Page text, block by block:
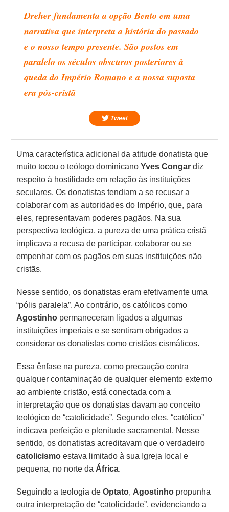
Dreher fundamenta a opção Bento em uma
narrativa que interpreta a história do passado
e o nosso tempo presente. São postos em
paralelo os séculos obscuros posteriores à
queda do Império Romano e a nossa suposta
era pós-cristã
Tweet
Uma característica adicional da atitude donatista que
muito tocou o teólogo dominicanoYves Congar diz
respeito à hostilidade em relação às instituições
seculares. Os donatistas tendiam a se recusar a
colaborar com as autoridades do Império, que, para
eles, representavam poderes pagãos. Na sua
perspectiva teológica, a pureza de uma prática cristã
implicava a recusa de participar, colaborar ou se
empenhar com os pagãos em suas instituições não
cristãs.
Nesse sentido, os donatistas eram efetivamente uma
“pólis paralela”. Ao contrário, os católicos como
Agostinho permaneceram ligados a algumas
instituições imperiais e se sentiram obrigados a
considerar os donatistas como cristãos cismáticos.
Essa ênfase na pureza, como precaução contra
qualquer contaminação de qualquer elemento externo
ao ambiente cristão, está conectada com a
interpretação que os donatistas davam ao conceito
teológico de “catolicidade”. Segundo eles, “católico”
indicava perfeição e plenitude sacramental. Nesse
sentido, os donatistas acreditavam que o verdadeiro
catolicismo estava limitado à sua Igreja local e
pequena, no norte da África.
Seguindo a teologia deOptato, Agostinho propunha
outra interpretação de “catolicidade”, evidenciando a